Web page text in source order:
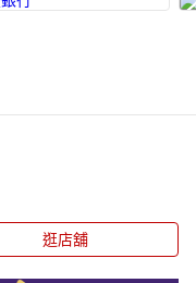
逛店舖